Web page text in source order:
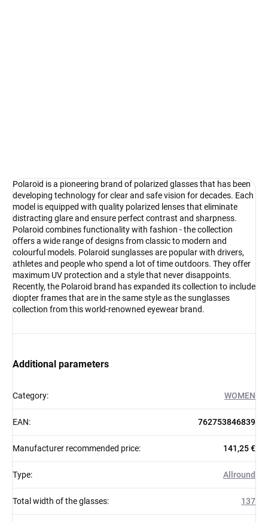
Polaroid is a pioneering brand of polarized glasses that has been
developing technology for clear and safe vision for decades. Each
model is equipped with quality polarized lenses that eliminate
distracting glare and ensure perfect contrast and sharpness.
Polaroid combines functionality with fashion - the collection
offers a wide range of designs from classic to modern and
colourful models. Polaroid sunglasses are popular with drivers,
athletes and people who spend a lot of time outdoors. They offer
maximum UV protection and a style that never disappoints.
Recently, the Polaroid brand has expanded its collection to include
diopter frames that are in the same style as the sunglasses
collection from this world-renowned eyewear brand.
Additional parameters
Category: WOMEN
EAN: 762753846839
Manufacturer recommended price: 141,25 €
Type: Allround
Total width of the glasses: 137